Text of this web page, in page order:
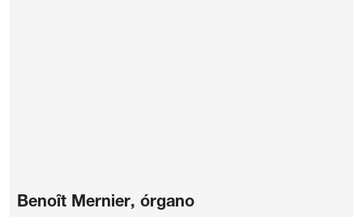
Benoît Mernier, órgano